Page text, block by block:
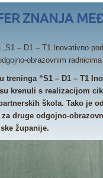
ZNANJA
– D1 – T1 Inovativno
obrazovnim
treninga “S1 – D1 – T1
krenuli s realizacijom
škola. Tako je
druge odgojno-
županije.